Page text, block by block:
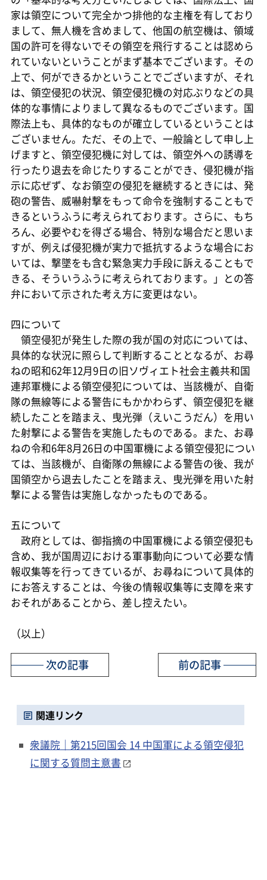
家は領空について完全かつ排他的な主権を有しており
まして、無人機を含めまして、他国の航空機は、領域
国の許可を得ないでその領空を飛行することは認めら
れていないということがまず基本でございます。その
上で、何ができるかということでございますが、それ
は、領空侵犯の状況、領空侵犯機の対応ぶりなどの具
体的な事情によりまして異なるものでございます。国
際法上も、具体的なものが確立しているということは
ございません。ただ、その上で、一般論として申し上
げますと、領空侵犯機に対しては、領空外への誘導を
行ったり退去を命じたりすることができ、侵犯機が指
示に応ぜず、なお領空の侵犯を継続するときには、発
砲の警告、威嚇射撃をもって命令を強制することもで
きるというふうに考えられております。さらに、もち
ろん、必要やむを得ざる場合、特別な場合だと思いま
すが、例えば侵犯機が実力で抵抗するような場合にお
いては、撃墜をも含む緊急実力手段に訴えることもで
きる、そういうふうに考えられております。」との答
弁において示された考え方に変更はない。
四について
領空侵犯が発生した際の我が国の対応については、
具体的な状況に照らして判断することとなるが、お尋
ねの昭和62年12月9日の旧ソヴィエト社会主義共和国
連邦軍機による領空侵犯については、当該機が、自衛
隊の無線等による警告にもかかわらず、領空侵犯を継
続したことを踏まえ、曳光弾（えいこうだん）を用い
た射撃による警告を実施したものである。また、お尋
ねの令和6年8月26日の中国軍機による領空侵犯につい
ては、当該機が、自衛隊の無線による警告の後、我が
国領空から退去したことを踏まえ、曳光弾を用いた射
撃による警告は実施しなかったものである。
五について
政府としては、御指摘の中国軍機による領空侵犯も
含め、我が国周辺における軍事動向について必要な情
報収集等を行ってきているが、お尋ねについて具体的
にお答えすることは、今後の情報収集等に支障を来す
おそれがあることから、差し控えたい。
（以上）
前の記事
次の記事
関連リンク
衆議院｜第215回国会 14 中国軍による領空侵犯
に関する質問主意書